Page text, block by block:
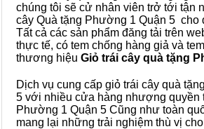
chúng tôi sẽ cử nhân viên trở tới tận
cây Quà tặng Phường 1 Quận 5 cho
Tất cả các sản phẩm đăng tải trên
thực tế, có tem chống hàng giả và
thương hiệu Giỏ trái cây quà tặng
Dịch vụ cung cấp giỏ trái cây quà
5 với nhiều cửa hàng nhượng quyền
Phường 1 Quận 5 Cũng như toàn
mang lại những trải nghiệm thù vị